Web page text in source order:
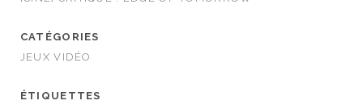
CATÉGORIES
JEUX VIDÉO
ÉTIQUETTES